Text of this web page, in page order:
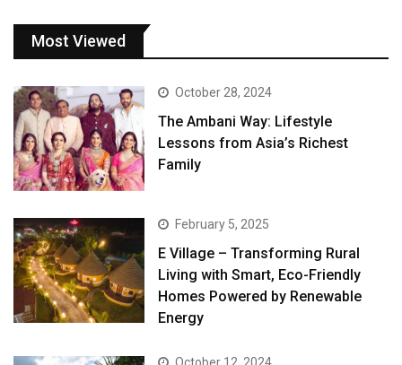
Most Viewed
October 28, 2024
The Ambani Way: Lifestyle
Lessons from Asia’s Richest
Family
February 5, 2025
E Village – Transforming Rural
Living with Smart, Eco-Friendly
Homes Powered by Renewable
Energy